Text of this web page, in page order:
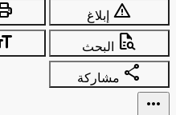
إبلاغ
البحث
مشاركة